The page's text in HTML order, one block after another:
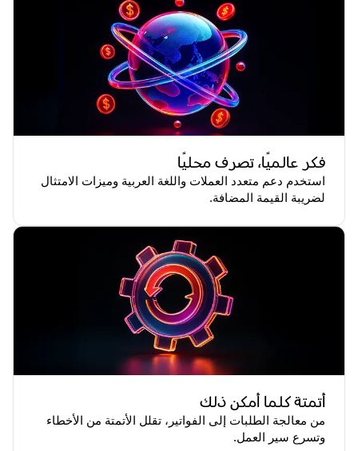
فكر عالميًا، تصرف محليًا
استخدم دعم متعدد العملات واللغة العربية وميزات الامتثال
لضريبة القيمة المضافة.
أتمتة كلما أمكن ذلك
من معالجة الطلبات إلى الفواتير، تقلل الأتمتة من الأخطاء
وتسرع سير العمل.